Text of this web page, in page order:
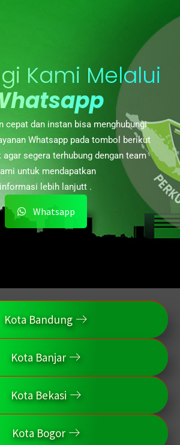
Kami Melalui
cepat dan instan bisa menghubungi
Whatsapp pada tombol berikut
segera terhubung dengan team
untuk mendapatkan
informasi lebih lanjutt .
Whatsapp
Kota Bandung
Kota Banjar
Kota Bekasi
Kota Bogor